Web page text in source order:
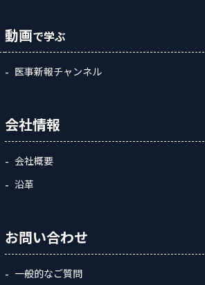
動画で学ぶ
医事新報チャンネル
会社情報
会社概要
沿革
お問い合わせ
一般的なご質問